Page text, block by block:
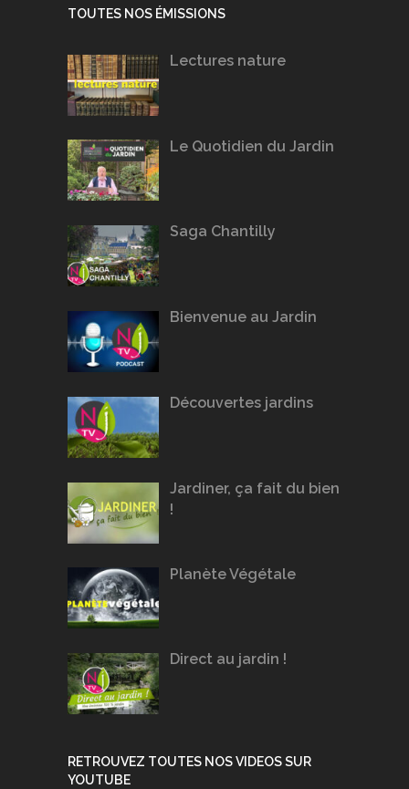
TOUTES NOS ÉMISSIONS
Lectures nature
Le Quotidien du Jardin
Saga Chantilly
Bienvenue au Jardin
Découvertes jardins
Jardiner, ça fait du bien
!
Planète Végétale
Direct au jardin !
RETROUVEZ TOUTES NOS VIDEOS SUR
YOUTUBE